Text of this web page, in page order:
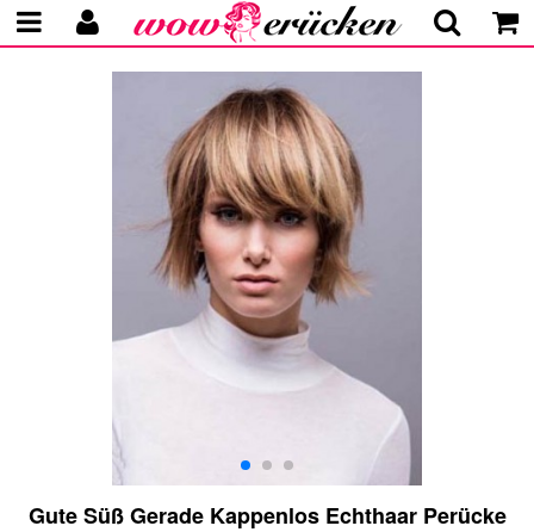
Gute Süß Gerade Kappenlos Echthaar Perücke